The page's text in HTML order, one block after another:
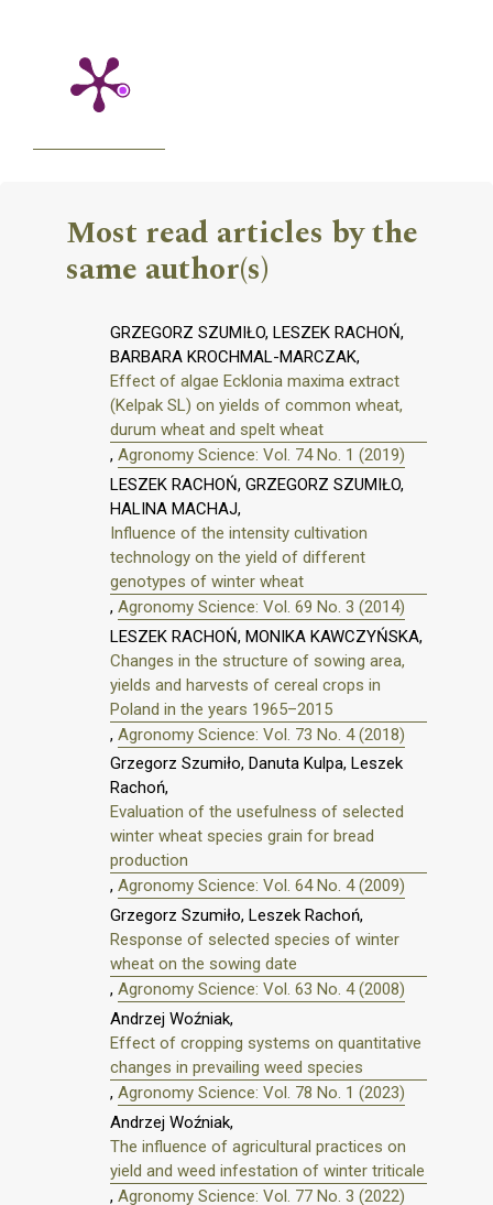
Most read articles by the
same author(s)
GRZEGORZ SZUMIŁO, LESZEK RACHOŃ,
BARBARA KROCHMAL-MARCZAK,
Effect of algae Ecklonia maxima extract
(Kelpak SL) on yields of common wheat,
durum wheat and spelt wheat
, Agronomy Science: Vol. 74 No. 1 (2019)
LESZEK RACHOŃ, GRZEGORZ SZUMIŁO,
HALINA MACHAJ,
Influence of the intensity cultivation
technology on the yield of different
genotypes of winter wheat
, Agronomy Science: Vol. 69 No. 3 (2014)
LESZEK RACHOŃ, MONIKA KAWCZYŃSKA,
Changes in the structure of sowing area,
yields and harvests of cereal crops in
Poland in the years 1965–2015
, Agronomy Science: Vol. 73 No. 4 (2018)
Grzegorz Szumiło, Danuta Kulpa, Leszek
Rachoń,
Evaluation of the usefulness of selected
winter wheat species grain for bread
production
, Agronomy Science: Vol. 64 No. 4 (2009)
Grzegorz Szumiło, Leszek Rachoń,
Response of selected species of winter
wheat on the sowing date
, Agronomy Science: Vol. 63 No. 4 (2008)
Andrzej Woźniak,
Effect of cropping systems on quantitative
changes in prevailing weed species
, Agronomy Science: Vol. 78 No. 1 (2023)
Andrzej Woźniak,
The influence of agricultural practices on
yield and weed infestation of winter triticale
, Agronomy Science: Vol. 77 No. 3 (2022)